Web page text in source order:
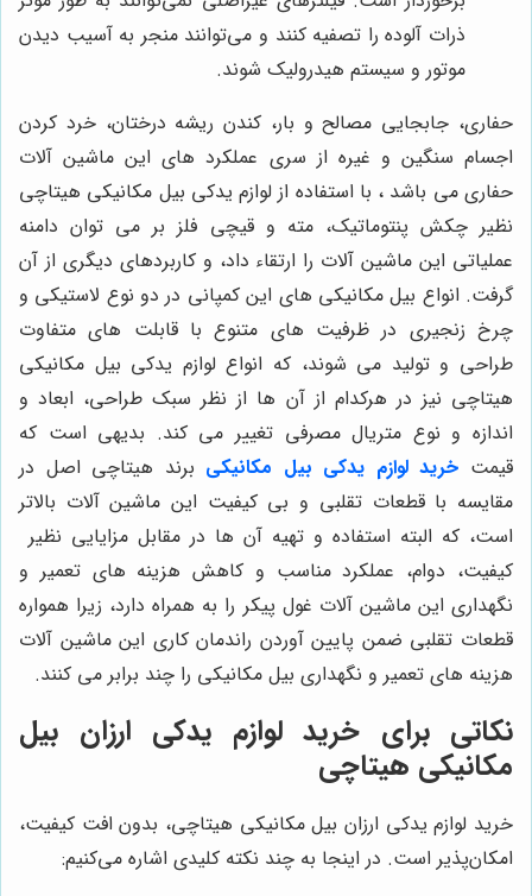
ذرات آلوده را تصفیه کنند و می‌توانند منجر به آسیب دیدن
موتور و سیستم هیدرولیک شوند.
حفاری، جابجایی مصالح و بار، کندن ریشه درختان، خرد کردن
اجسام سنگین و غیره از سری عملکرد های این ماشین آلات
حفاری می باشد ، با استفاده از لوازم یدکی بیل مکانیکی هیتاچی
نظیر چکش پنتوماتیک، مته و قیچی فلز بر می توان دامنه
عملیاتی این ماشین آلات را ارتقاء داد، و کاربردهای دیگری از آن
گرفت. انواع بیل مکانیکی های این کمپانی در دو نوع لاستیکی و
چرخ زنجیری در ظرفیت های متنوع با قابلت های متفاوت
طراحی و تولید می شوند، که انواع لوازم یدکی بیل مکانیکی
هیتاچی نیز در هرکدام از آن ها از نظر سبک طراحی، ابعاد و
اندازه و نوع متریال مصرفی تغییر می کند. بدیهی است که
قیمت خرید لوازم یدکی بیل مکانیکی برند هیتاچی اصل در
مقایسه با قطعات تقلبی و بی کیفیت این ماشین آلات بالاتر
است، که البته استفاده و تهیه آن ها در مقابل مزایایی نظیر
کیفیت، دوام، عملکرد مناسب و کاهش هزینه های تعمیر و
نگهداری این ماشین آلات غول پیکر را به همراه دارد، زیرا همواره
قطعات تقلبی ضمن پایین آوردن راندمان کاری این ماشین آلات
هزینه های تعمیر و نگهداری بیل مکانیکی را چند برابر می کنند.
نکاتی برای خرید لوازم یدکی ارزان بیل
مکانیکی هیتاچی
خرید لوازم یدکی ارزان بیل مکانیکی هیتاچی، بدون افت کیفیت،
امکان‌پذیر است. در اینجا به چند نکته کلیدی اشاره می‌کنیم: